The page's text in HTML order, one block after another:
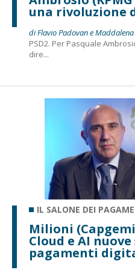
una rivoluzione
di Flavio Padovan e
PSD2. Per Pasquale
dire...
IL SALONE DEI
Milioni
Cloud e AI
pagamenti